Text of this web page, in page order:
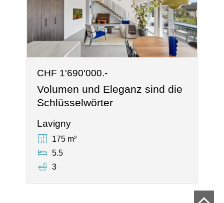
CHF 1'690'000.-
Volumen und Eleganz sind die
Schlüsselwörter
Lavigny
175 m²
5.5
3